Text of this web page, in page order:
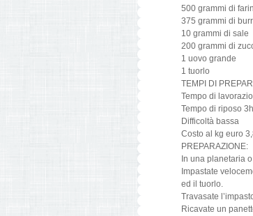
500 grammi di
375 grammi di
10 grammi di sale
200 grammi di
1 uovo grande
1 tuorlo
TEMPI DI
Tempo di
Tempo di riposo 3h
Difficoltà bassa
Costo al kg euro
PREPARAZIONE:
In una planetaria
Impastate
ed il tuorlo.
Travasate
Ricavate un